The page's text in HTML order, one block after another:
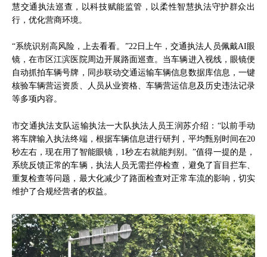
慧交通执法巡查，以科技赋能监管，以柔性智慧执法守护群众出
行，优化营商环境。
“系统识别高风险，上去看看。”22日上午，交通执法人员佩戴AI眼
镜，在市区江滨医院周边开展路面巡查。当车辆进入视线，眼镜便
自动抓拍车辆号牌，同步联动交通运输车辆信息数据库信息，一键
核验车辆营运资质、人员从业资格、车辆营运信息及历史违法记录
等多项内容。
市交通执法支队运输执法一大队执法人员王润苏介绍：“以前手动
将车牌输入执法终端，根据车辆信息进行研判，平均甄别时间在20
秒左右，现在用了智能眼镜，1秒左右就能判别。”值得一提的是，
系统反馈正常的车辆，执法人员无需拦停检查，避免了盲目拦车、
重复检查等问题，最大化减少了路面检查对正常车流的影响，切实
维护了合规经营者的权益。